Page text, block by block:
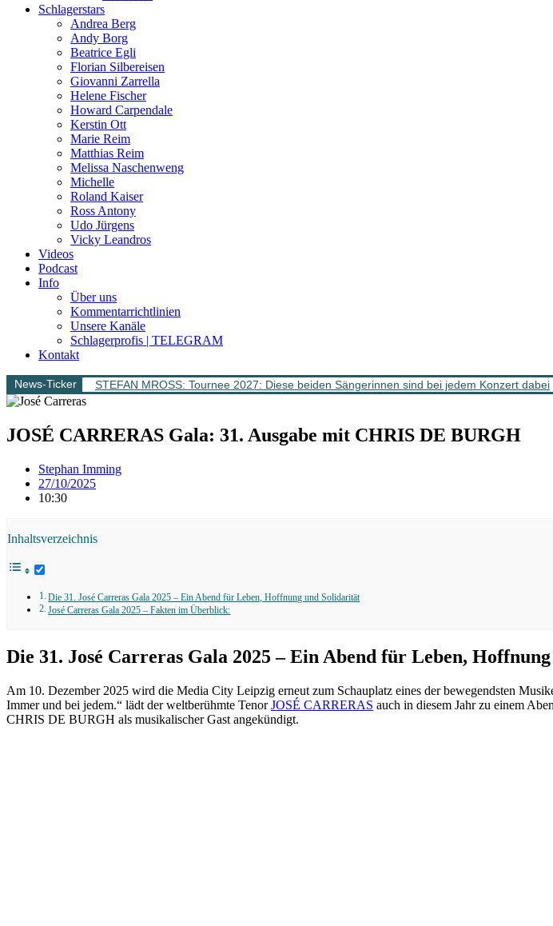
Schlagerstars
Andrea Berg
Andy Borg
Beatrice Egli
Florian Silbereisen
Giovanni Zarrella
Helene Fischer
Howard Carpendale
Kerstin Ott
Marie Reim
Matthias Reim
Melissa Naschenweng
Michelle
Roland Kaiser
Ross Antony
Udo Jürgens
Vicky Leandros
Videos
Podcast
Info
Über uns
Kommentarrichtlinien
Unsere Kanäle
Schlagerprofis | TELEGRAM
Kontakt
News-Ticker STEFAN MROSS: Tournee 2027: Diese beiden Sängerinnen sind bei jedem Konzert dabei
JOSÉ CARRERAS Gala: 31. Ausgabe mit CHRIS DE BURGH
Stephan Imming
27/10/2025
10:30
Inhaltsverzeichnis
Die 31. José Carreras Gala 2025 – Ein Abend für Leben, Hoffnung und Solidarität
José Carreras Gala 2025 – Fakten im Überblick:
Die 31. José Carreras Gala 2025 – Ein Abend für Leben,
Am 10. Dezember 2025 wird die Media City Leipzig erneut zum Schauplatz eines der bewegendsten
Immer und bei jedem.“ lädt der weltberühmte TenorJOSÉ CARRERAS auch in diesem Jahr zu einem
CHRIS DE BURGH als musikalischer Gast angekündigt.